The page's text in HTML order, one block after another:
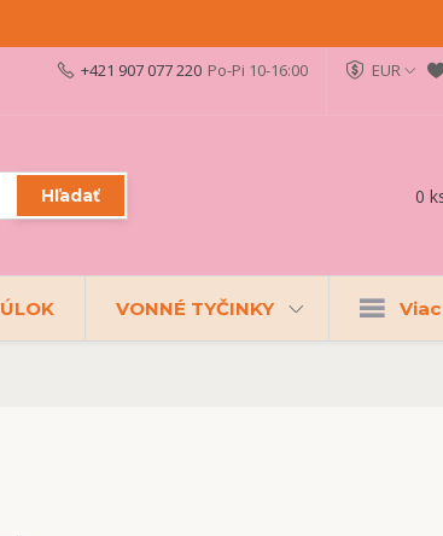
EUR
Hľadať
+421 907 077 220 Po-Pi 10-16:00
0
VONNÉ TYČINKY Viac